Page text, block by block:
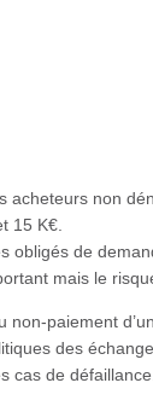
acheteurs non
15 K€.
obligés de
mais le
paiement
des
cas de défaillance.